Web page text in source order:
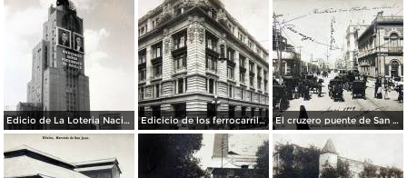
Edicio de La Loteria Nacional Ciudad de México Abril de 1964 Edicicio de los ferrocarriles. El cruzero puente de San Francisco y Guardiola por el fotografo Felix Miret.